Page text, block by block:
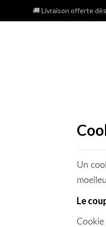
🚚 Livraison offerte
Un
Le